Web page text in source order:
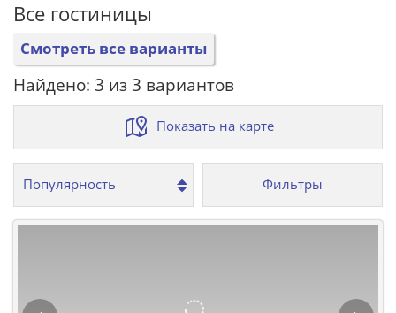
Все гостиницы
Смотреть все варианты
Найдено: 3 из 3 вариантов
Показать на карте
Фильтры